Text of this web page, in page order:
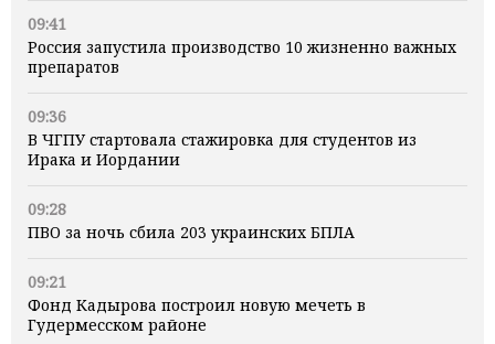
09:41
Россия запустила производство 10 жизненно важных
препаратов
09:36
В ЧГПУ стартовала стажировка для студентов из
Ирака и Иордании
09:28
ПВО за ночь сбила 203 украинских БПЛА
09:21
Фонд Кадырова построил новую мечеть в
Гудермесском районе